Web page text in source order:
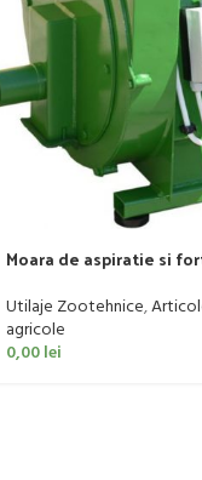
Moara de aspiratie si
Utilaje Zootehnice,
agricole
0,00lei